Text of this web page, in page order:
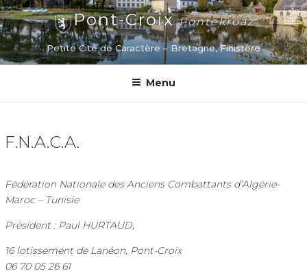
Aller
au
contenu
principal
Pont-CroixPontekroaz
Petite Cité de Caractère – Bretagne, Finistère
Menu
F.N.A.C.A.
Fédération Nationale des Anciens Combattants d’Algérie-
Maroc – Tunisie
Président : Paul HURTAUD,
16 lotissement de Lanéon, Pont-Croix
06 70 05 26 61